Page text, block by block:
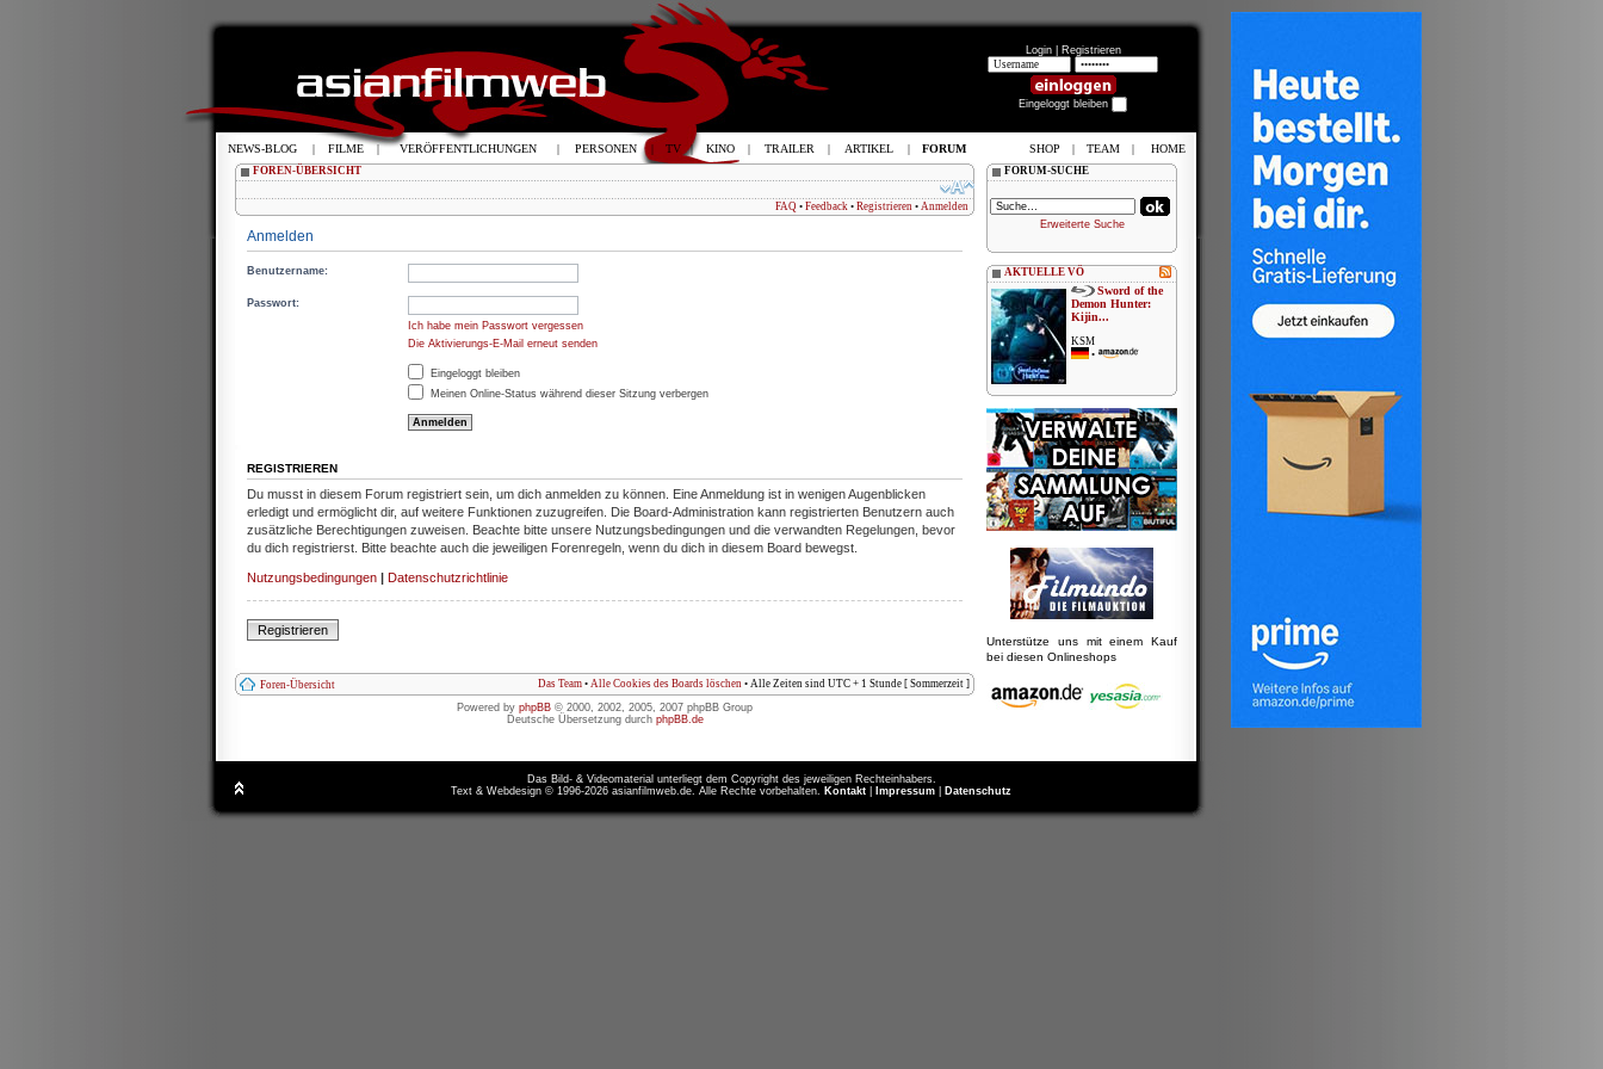
Login | Registrieren
Eingeloggt bleiben
FOREN-ÜBERSICHT
FAQ • Feedback • Registrieren • Anmelden
Anmelden
Benutzername:
Passwort:
Ich habe mein Passwort vergessen
Die Aktivierungs-E-Mail erneut senden
Eingeloggt bleiben
Meinen Online-Status während dieser Sitzung verbergen
REGISTRIEREN
Du musst in diesem Forum registriert sein, um dich anmelden zu können. Eine Anmeldung ist in wenigen Augenblicken
erledigt und ermöglicht dir, auf weitere Funktionen zuzugreifen. Die Board-Administration kann registrierten Benutzern auch
zusätzliche Berechtigungen zuweisen. Beachte bitte unsere Nutzungsbedingungen und die verwandten Regelungen, bevor
du dich registrierst. Bitte beachte auch die jeweiligen Forenregeln, wenn du dich in diesem Board bewegst.
Nutzungsbedingungen Datenschutzrichtlinie
Registrieren
Foren-Übersicht Das Team • Alle Cookies des Boards löschen • Alle Zeiten sind UTC + 1 Stunde [ Sommerzeit ]
Powered by phpBB © 2000, 2002, 2005, 2007 phpBB Group
Deutsche Übersetzung durch phpBB.de
FORUM-SUCHE
Erweiterte Suche
AKTUELLE VÖ
Sword of the
Demon Hunter:
Kijin...
KSM
•
Unterstütze uns mit einem Kauf
bei diesen Onlineshops
Das Bild- & Videomaterial unterliegt dem Copyright des jeweiligen Rechteinhabers.
Text & Webdesign © 1996-2026 asianfilmweb.de. Alle Rechte vorbehalten. Kontakt Impressum Datenschutz
NEWS-BLOG | FILME | VERÖFFENTLICHUNGEN | PERSONEN | TV | KINO | TRAILER | ARTIKEL | FORUM SHOP | TEAM | HOME